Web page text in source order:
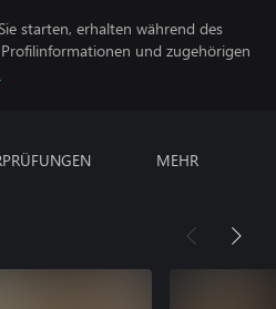
starten, erhalten während des
und zugehörigen
MEHR